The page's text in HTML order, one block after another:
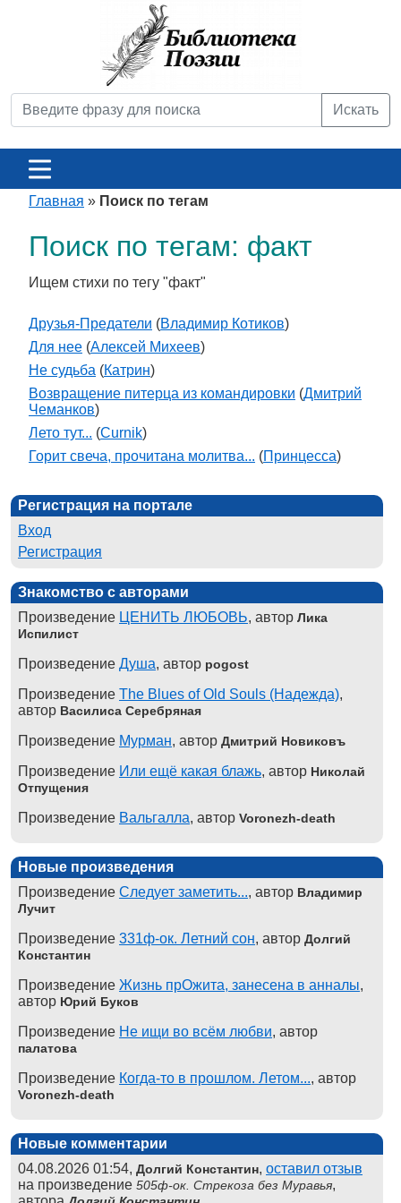
Искать
Главная » Поиск по тегам
Поиск по тегам: факт
Ищем стихи по тегу "факт"
Друзья-Предатели (Владимир Котиков)
Для нее (Алексей Михеев)
Не судьба (Катрин)
Возвращение питерца из командировки (Дмитрий
Чеманков)
Лето тут... (Curnik)
Горит свеча, прочитана молитва... (Принцесса)
Регистрация на портале
Вход
Регистрация
Знакомство с авторами
Произведение ЦЕНИТЬ ЛЮБОВЬ, автор Лика
Испилист
Произведение Душа, автор pogost
Произведение The Blues of Old Souls (Надежда),
автор Василиса Серебряная
Произведение Мурман, автор Дмитрий Новиковъ
Произведение Или ещё какая блажь, автор Николай
Отпущения
Произведение Вальгалла, автор Voronezh-death
Новые произведения
Произведение Следует заметить..., автор Владимир
Лучит
Произведение 331ф-ок. Летний сон, автор Долгий
Константин
Произведение Жизнь прОжита, занесена в анналы,
автор Юрий Буков
Произведение Не ищи во всём любви, автор
палатова
Произведение Когда-то в прошлом. Летом..., автор
Voronezh-death
Новые комментарии
04.08.2026 01:54, Долгий Константин, оставил отзыв
на произведение 505ф-ок. Стрекоза без Муравья,